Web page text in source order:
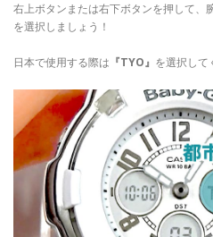
右上ボタンまたは右下ボタンを押して、
を選択しましょう！
日本で使用する際は 『TYO』 を選択して